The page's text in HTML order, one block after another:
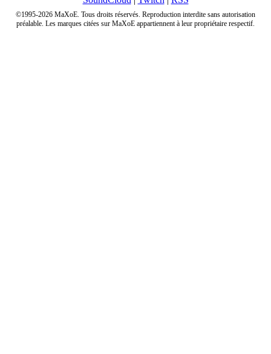
©1995-2026 MaXoE. Tous droits réservés. Reproduction interdite sans autorisation
préalable. Les marques citées sur MaXoE appartiennent à leur propriétaire respectif.